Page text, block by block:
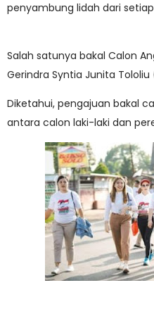
penyambung lidah dari
Salah satunya bakal Calon
Gerindra Syntia Junita
Diketahui, pengajuan bakal
antara calon laki-laki dan